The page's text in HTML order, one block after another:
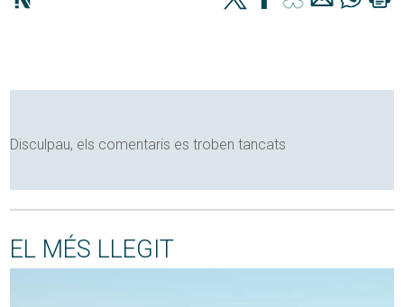
Disculpau, els comentaris es troben tancats
EL MÉS LLEGIT